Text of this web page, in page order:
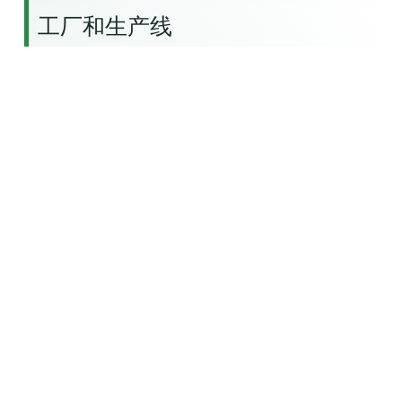
工厂和生产线